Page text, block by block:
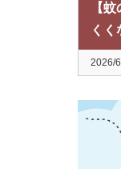
【
くく
2026/